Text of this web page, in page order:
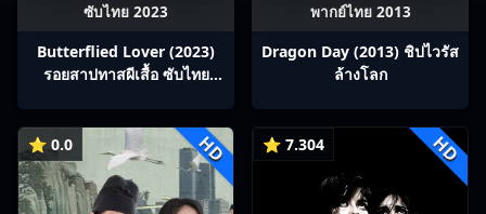
ซับไทย 2023
Butterflied Lover (2023)
รอยสาปทาสผีเสื้อ ซับไทย
พากย์ไทย 2013
Dragon Day (2013) ชิปไวรัส
ล้างโลก
⭐ 0.0 HD ⭐ 7.304 HD